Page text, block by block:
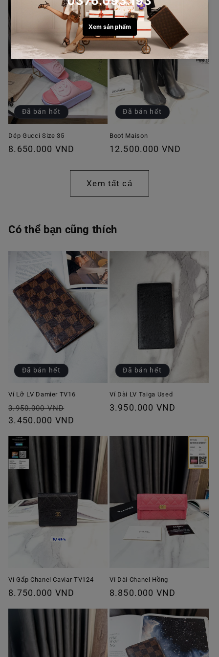
Đã bán hết
Dép Gucci Size 35
Giá
8.650.000 VND
Đã bán hết
Boot Maison
Giá
thường
12.500.000 VND
Xem tất cả
Có thể bạn cũng thích
Đã bán hết
Ví Lỡ LV Damier TV16
Giá
thông
3.950.000 VND
ưu
3.450.000 VND
Đã bán hết
Ví Dài LV Taiga Used
Giá
3.950.000 VND
Ví Gấp Chanel Caviar TV124
Giá
8.750.000 VND
Ví Dài Chanel Hồng
Giá
thường
8.850.000 VND